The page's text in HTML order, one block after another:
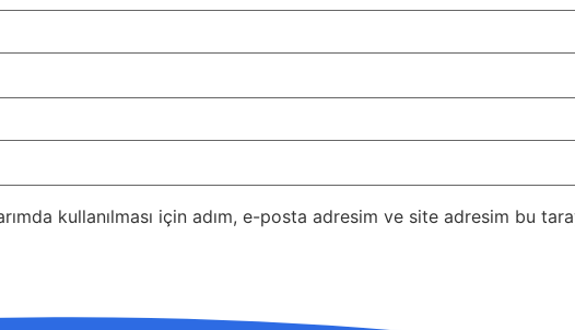
kullanılması için adım, e-posta adresim ve site adresim bu